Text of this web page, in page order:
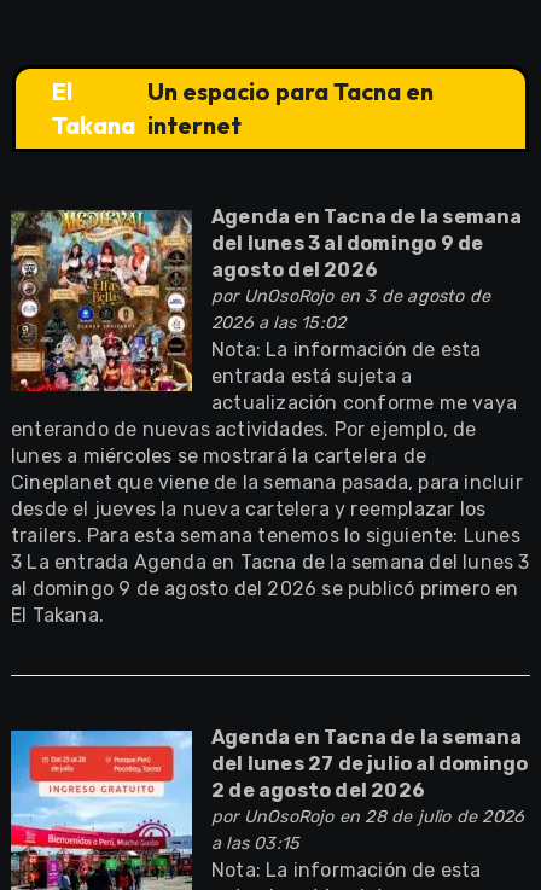
El
Takana
Un espacio para Tacna en
internet
Agenda en Tacna de la semana
del lunes 3 al domingo 9 de
agosto del 2026
por UnOsoRojoen 3 de agosto de
2026 a las 15:02
Nota: La información de esta
entrada está sujeta a
actualización conforme me vaya
enterando de nuevas actividades. Por ejemplo, de
lunes a miércoles se mostrará la cartelera de
Cineplanet que viene de la semana pasada, para incluir
desde el jueves la nueva cartelera y reemplazar los
trailers. Para esta semana tenemos lo siguiente: Lunes
3 La entrada Agenda en Tacna de la semana del lunes 3
al domingo 9 de agosto del 2026 se publicó primero en
El Takana.
Agenda en Tacna de la semana
del lunes 27 de julio al domingo
2 de agosto del 2026
por UnOsoRojoen 28 de julio de 2026
a las 03:15
Nota: La información de esta